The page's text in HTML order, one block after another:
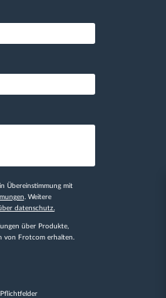
Übereinstimmung mit
. Weitere
datenschutz.
über Produkte,
von Frotcom erhalten.